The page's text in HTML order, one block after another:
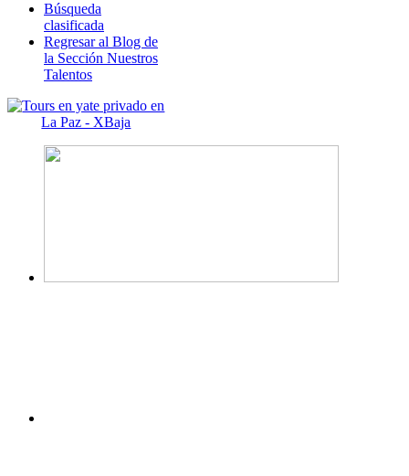
Búsqueda
clasificada
Regresar al Blog de
la Sección Nuestros
Talentos